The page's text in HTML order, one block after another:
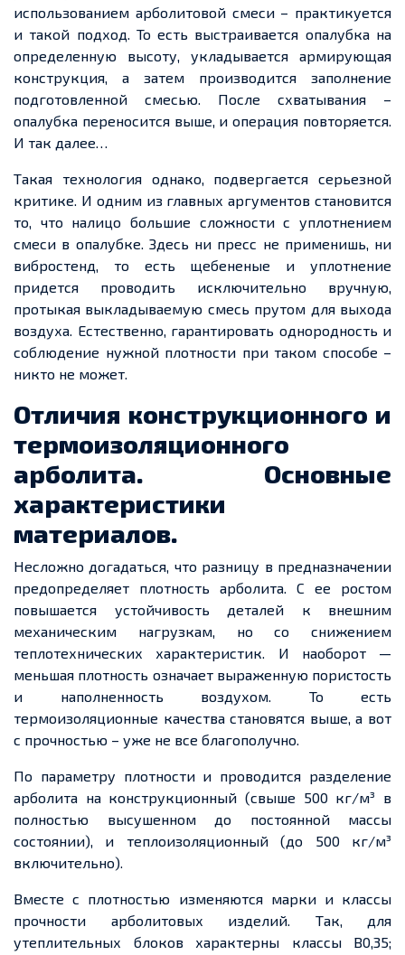
использованием арболитовой смеси – практикуется
и такой подход. То есть выстраивается опалубка на
определенную высоту, укладывается армирующая
конструкция, а затем производится заполнение
подготовленной смесью. После схватывания –
опалубка переносится выше, и операция повторяется.
И так далее…
Такая технология однако, подвергается серьезной
критике. И одним из главных аргументов становится
то, что налицо большие сложности с уплотнением
смеси в опалубке. Здесь ни пресс не применишь, ни
вибростенд, то есть щебененые и уплотнение
придется проводить исключительно вручную,
протыкая выкладываемую смесь прутом для выхода
воздуха. Естественно, гарантировать однородность и
соблюдение нужной плотности при таком способе –
никто не может.
Отличия конструкционного и
термоизоляционного
арболита. Основные
характеристики
материалов.
Несложно догадаться, что разницу в предназначении
предопределяет плотность арболита. С ее ростом
повышается устойчивость деталей к внешним
механическим нагрузкам, но со снижением
теплотехнических характеристик. И наоборот —
меньшая плотность означает выраженную пористость
и наполненность воздухом. То есть
термоизоляционные качества становятся выше, а вот
с прочностью – уже не все благополучно.
По параметру плотности и проводится разделение
арболита на конструкционный (свыше 500 кг/м³ в
полностью высушенном до постоянной массы
состоянии), и теплоизоляционный (до 500 кг/м³
включительно).
Вместе с плотностью изменяются марки и классы
прочности арболитовых изделий. Так, для
утеплительных блоков характерны классы В0,35;